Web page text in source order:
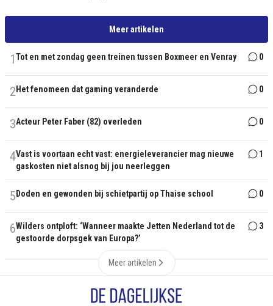
Meer artikelen
1Tot en met zondag geen treinen tussen Boxmeer en Venray 0
2 Het fenomeen dat gaming veranderde 0
3Acteur Peter Faber (82) overleden 0
4Vast is voortaan echt vast: energieleverancier mag nieuwe
gaskosten niet alsnog bij jou neerleggen
1
5 Doden en gewonden bij schietpartij op Thaise school 0
6Wilders ontploft: ‘Wanneer maakte Jetten Nederland tot de
gestoorde dorpsgek van Europa?’
3
Meer artikelen